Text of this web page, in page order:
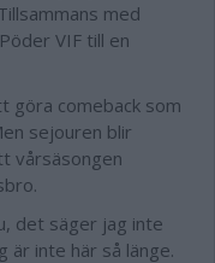
med
VIF till en
göra comeback som
sejouren blir
vårsäsongen
det säger jag inte
inte här så länge.